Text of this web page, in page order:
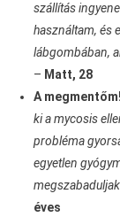
szállítás
használtam, és
lábgombában,
– Matt, 28
A megmentőm!
ki a mycosis
probléma
egyetlen
éves